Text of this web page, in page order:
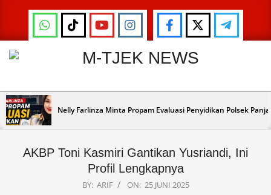
content
TJEK
NEWS
Primary
Navigation
Menu
Nelly Farlinza Minta Propam Evaluasi Penyidikan Polsek
AKBP Toni Kasmiri Gantikan Yusriandi, Ini
Profil Lengkapnya
BY: ARIF ON: 25 JUNI 2025